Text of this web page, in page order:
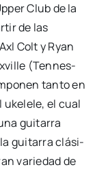
Club de la
de las
Colt y Ryan
(Ten­nes­
tan­to en
uke­le­le, el cual
gui­ta­rra
gui­ta­rra clá­si­
varie­dad de